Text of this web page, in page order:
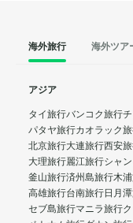
海外旅行 海外ツア
アジア
タイ旅行バンコク旅行
パタヤ旅行カオラック
北京旅行大連旅行西安
大理旅行麗江旅行シャ
釜山旅行済州島旅行木
高雄旅行台南旅行日月
セブ島旅行マニラ旅行